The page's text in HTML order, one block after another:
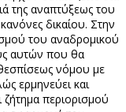
της αναπτύξεως του
δικαίου. Στην
του αναδρομικού
αυτών που θα
νόμου με
ερμηνεύει και
περιορισμού